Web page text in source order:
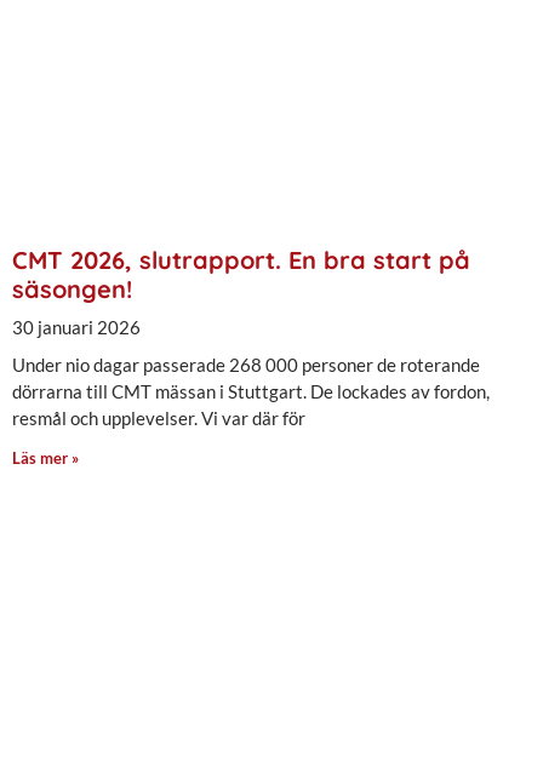
CMT 2026, slutrapport. En bra start på
säsongen!
30 januari 2026
Under nio dagar passerade 268 000 personer de roterande
dörrarna till CMT mässan i Stuttgart. De lockades av fordon,
resmål och upplevelser. Vi var där för
Läs mer »